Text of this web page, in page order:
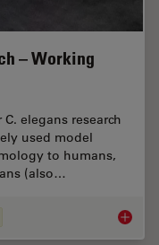
– Working
elegans research
used model
to humans,
(also…
A